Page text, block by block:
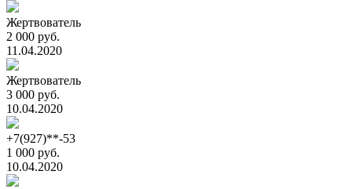
Жертвователь
2 000 руб.
11.04.2020
Жертвователь
3 000 руб.
10.04.2020
+7(927)**-53
1 000 руб.
10.04.2020